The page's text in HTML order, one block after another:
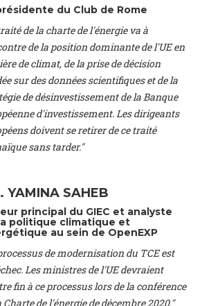
Prof. Dr. Martin Grosjean -Director
Climate Change Research, University of
Prof. Cédric Durand -Associate Professor
(Switzerland), Prof. Frederic Herman -
of Lausanne (Switzerland), Prof.
-
Professor
, University of Lausanne
Professor of
Lausanne (Switzerland), Prof. Marlyne
professor, University of Geneva
Dominique Méda -Professor of sociology
Dauphine (France), Prof. Nenes Athanasios
Prof. Pedro Rodriguez (Spain), Mr.
Climate and environmental activist
Europe (France), Ms. Anuna de Wever -
Climate Belgium (Belgium), Dr. José A.
& Climate, Öko-Institut (Germany), Prof.
-Emeritus Professor and Senior Research
Belgium and Belgian Fund for Scientific
Prof. Alessandra Arcuri -
Professor of
du Club de Rome
de la charte de l'énergie va à
de la position dominante de l'UE en
de climat, de la prise de décision
sur des données scientifiques et de la
de désinvestissement de la Banque
d'investissement. Les dirigeants
doivent se retirer de ce traité
sans tarder."
YAMINA SAHEB
principal du GIEC et analyste
politique climatique et
au sein de OpenEXP
de modernisation du TCE est
Les ministres de l'UE devraient
fin à ce processus lors de la conférence
Charte de l'énergie de décembre 2020."